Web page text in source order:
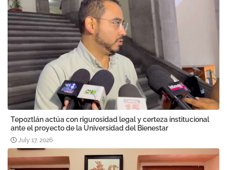
Tepoztlán actúa con rigurosidad legal y certeza institucional
ante el proyecto de la Universidad del Bienestar
July 17, 2026